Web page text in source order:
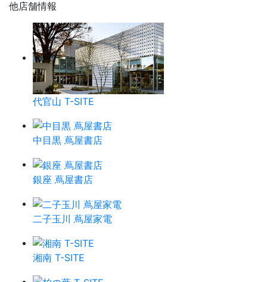
他店舗情報
代官山 T-SITE
中目黒 蔦屋書店
銀座 蔦屋書店
二子玉川 蔦屋家電
湘南 T-SITE